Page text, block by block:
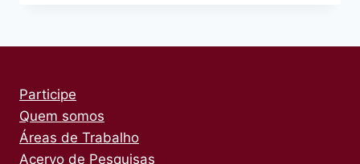
Participe
Quem somos
Áreas de Trabalho
Acervo de Pesquisas